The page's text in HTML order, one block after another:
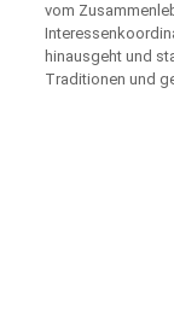
vom
hinausgeht und
Traditionen und